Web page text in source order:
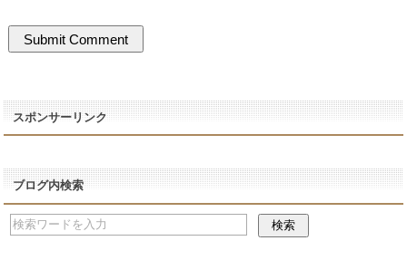
スポンサーリンク
ブログ内検索